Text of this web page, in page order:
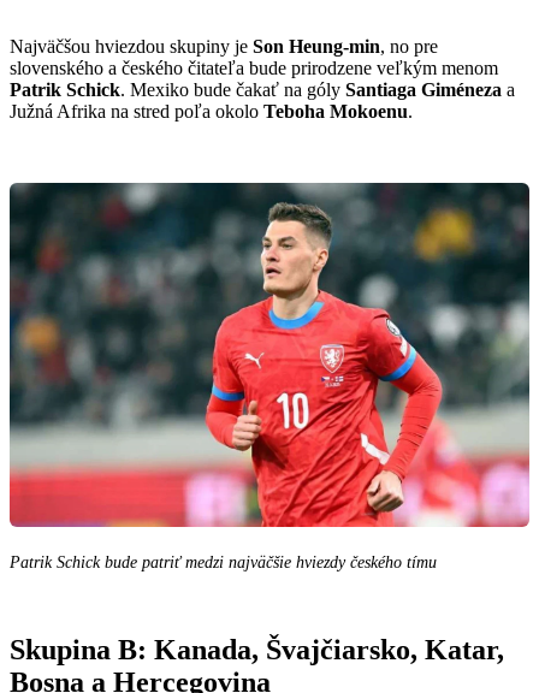
Najväčšou hviezdou skupiny je Son Heung-min, no pre
slovenského a českého čitateľa bude prirodzene veľkým menom
Patrik Schick. Mexiko bude čakať na góly Santiaga Giméneza a
Južná Afrika na stred poľa okolo Teboha Mokoenu.
Patrik Schick bude patriť medzi najväčšie hviezdy českého tímu
Skupina B: Kanada, Švajčiarsko, Katar,
Bosna a Hercegovina